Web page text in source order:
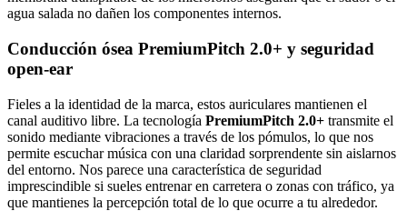
agua salada no dañen los componentes internos.
Conducción ósea PremiumPitch 2.0+ y seguridad
open-ear
Fieles a la identidad de la marca, estos auriculares mantienen el
canal auditivo libre. La tecnología PremiumPitch 2.0+ transmite el
sonido mediante vibraciones a través de los pómulos, lo que nos
permite escuchar música con una claridad sorprendente sin aislarnos
del entorno. Nos parece una característica de seguridad
imprescindible si sueles entrenar en carretera o zonas con tráfico, ya
que mantienes la percepción total de lo que ocurre a tu alrededor.